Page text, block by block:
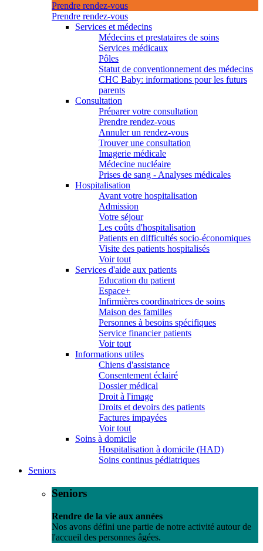
Prendre rendez-vous
Prendre rendez-vous
Services et médecins
Médecins et prestataires de soins
Services médicaux
Pôles
Statut de conventionnement des médecins
CHC Baby: informations pour les futurs
parents
Consultation
Préparer votre consultation
Prendre rendez-vous
Annuler un rendez-vous
Trouver une consultation
Imagerie médicale
Médecine nucléaire
Prises de sang - Analyses médicales
Hospitalisation
Avant votre hospitalisation
Admission
Votre séjour
Les coûts d'hospitalisation
Patients en difficultés socio-économiques
Visite des patients hospitalisés
Voir tout
Services d'aide aux patients
Education du patient
Espace+
Infirmières coordinatrices de soins
Maison des familles
Personnes à besoins spécifiques
Service financier patients
Voir tout
Informations utiles
Chiens d'assistance
Consentement éclairé
Dossier médical
Droit à l'image
Droits et devoirs des patients
Factures impayées
Voir tout
Soins à domicile
Hospitalisation à domicile (HAD)
Soins continus pédiatriques
Seniors
Seniors
Rendre de la vie aux années
Nos avons défini une partie de notre activité autour de
l'accueil des personnes âgées.